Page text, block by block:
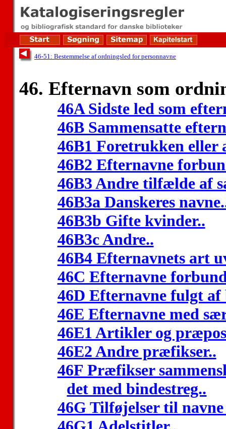
46-51: Bestemmelse af ordningsled for personnavne
46. Efternavn som
46A Sidste led som
46B Sammensatte
46B1 Foretrukken
46B2 Efternavne
46B3 Andre tilfælde af
46B3a Danskeres
46B3b Gifte kvinder..
46B3c Andre..
46B4 Efternavnets art
46C Efternavne
46D Efternavne fulgt af
46E Efternavne med
46E1 Artikler og
46E2 Andre præfikser..
46F Præfikser
det med bindestreg..
46G Tilføjelser til